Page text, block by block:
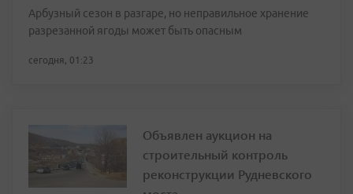
Арбузный сезон в разгаре, но неправильное хранение
разрезанной ягоды может быть опасным
сегодня, 01:23
Объявлен аукцион на
строительный контроль
реконструкции Рудневского